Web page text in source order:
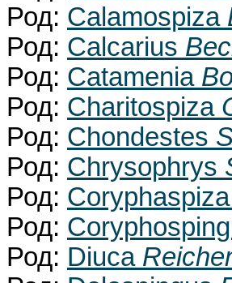
Род: Calamospiza
Род: Calcarius
Род: Catamenia
Род: Charitospiza
Род: Chondestes
Род: Chrysophrys
Род: Coryphaspiza
Род:
Род: Diuca